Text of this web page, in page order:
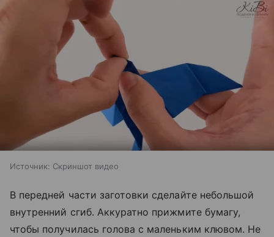
Источник: Скриншот видео
В передней части заготовки сделайте небольшой
внутренний сгиб. Аккуратно прижмите бумагу,
чтобы получилась голова с маленьким клювом. Не